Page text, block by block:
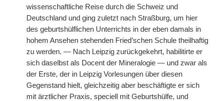
wissenschaftliche Reise durch die Schweiz und
Deutschland und ging zuletzt nach Straßburg, um hier
des geburtshülflichen Unterrichts in der eben damals in
hohem Ansehen stehenden Fried’schen Schule theilhaftig
zu werden. — Nach Leipzig zurückgekehrt, habilitirte er
sich daselbst als Docent der Mineralogie — und zwar als
der Erste, der in Leipzig Vorlesungen über diesen
Gegenstand hielt, gleichzeitig aber beschäftigte er sich
mit ärztlicher Praxis, speciell mit Geburtshülfe, und